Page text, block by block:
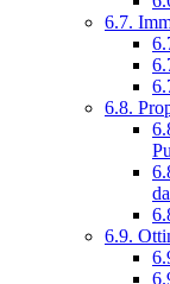
6.7.
6.8.
6.9.